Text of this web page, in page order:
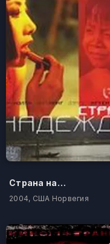
Страна надежды
2004, США Норвегия